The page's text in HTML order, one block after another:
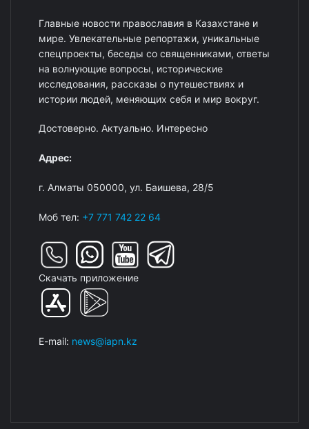
Главные новости православия в Казахстане и
мире. Увлекательные репортажи, уникальные
спецпроекты, беседы со священниками, ответы
на волнующие вопросы, исторические
исследования, рассказы о путешествиях и
истории людей, меняющих себя и мир вокруг.
Достоверно. Актуально. Интересно
Адрес:
г. Алматы 050000, ул. Баишева, 28/5
Моб тел: +7 771 742 22 64
Скачать приложение
E-mail: news@iapn.kz